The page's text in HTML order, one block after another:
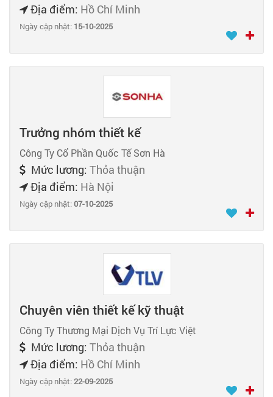
Địa điểm: Hồ Chí Minh
Ngày cập nhật: 15-10-2025
Trưởng nhóm thiết kế
Công Ty Cổ Phần Quốc Tế Sơn Hà
Mức lương: Thỏa thuận
Địa điểm: Hà Nội
Ngày cập nhật:07-10-2025
Chuyên viên thiết kế kỹ thuật
Công Ty Thương Mại Dịch Vụ Trí Lực Việt
Mức lương: Thỏa thuận
Địa điểm: Hồ Chí Minh
Ngày cập nhật:22-09-2025